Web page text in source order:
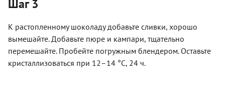
Шаг 3
К растопленному шоколаду добавьте сливки, хорошо
вымешайте. Добавьте пюре и кампари, тщательно
перемешайте. Пробейте погружным блендером. Оставьте
кристаллизоваться при 12–14 °С, 24 ч.